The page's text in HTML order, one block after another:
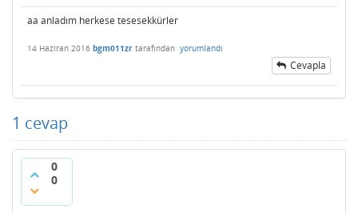
aa anladım herkese tesesekkürler
14 Haziran 2016 bgm011zr tarafından yorumlandı
Cevapla
1 cevap
0
0